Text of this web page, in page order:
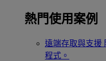
熱門使用案例
遠端存取與支援
程式。